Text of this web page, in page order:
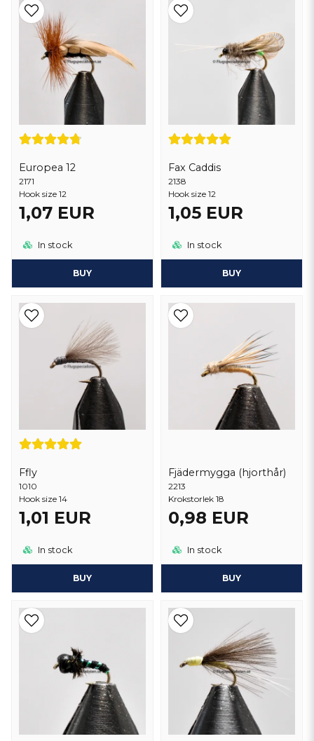
Europea 12
2171
Hook size 12
1,07 EUR
In stock
BUY
Fax Caddis
2138
Hook size 12
1,05 EUR
In stock
BUY
Ffly
1010
Hook size 14
1,01 EUR
In stock
BUY
Fjädermygga (hjorthår)
2213
Krokstorlek 18
0,98 EUR
In stock
BUY